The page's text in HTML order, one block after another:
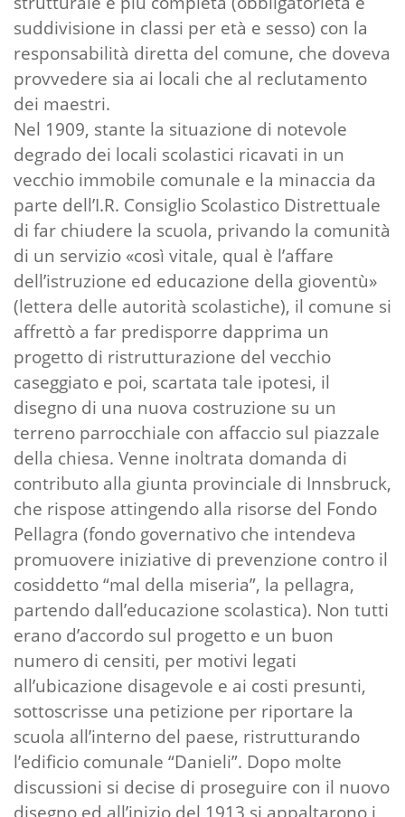
suddivisione in classi per età e sesso) con la
responsabilità diretta del comune, che doveva
provvedere sia ai locali che al reclutamento
dei maestri.
Nel 1909, stante la situazione di notevole
degrado dei locali scolastici ricavati in un
vecchio immobile comunale e la minaccia da
parte dell’I.R. Consiglio Scolastico Distrettuale
di far chiudere la scuola, privando la comunità
di un servizio «così vitale, qual è l’affare
dell’istruzione ed educazione della gioventù»
(lettera delle autorità scolastiche), il comune si
affrettò a far predisporre dapprima un
progetto di ristrutturazione del vecchio
caseggiato e poi, scartata tale ipotesi, il
disegno di una nuova costruzione su un
terreno parrocchiale con affaccio sul piazzale
della chiesa. Venne inoltrata domanda di
contributo alla giunta provinciale di Innsbruck,
che rispose attingendo alla risorse del Fondo
Pellagra (fondo governativo che intendeva
promuovere iniziative di prevenzione contro il
cosiddetto “mal della miseria”, la pellagra,
partendo dall’educazione scolastica). Non tutti
erano d’accordo sul progetto e un buon
numero di censiti, per motivi legati
all’ubicazione disagevole e ai costi presunti,
sottoscrisse una petizione per riportare la
scuola all’interno del paese, ristrutturando
l’edificio comunale “Danieli”. Dopo molte
discussioni si decise di proseguire con il nuovo
disegno ed all’inizio del 1913 si appaltarono i